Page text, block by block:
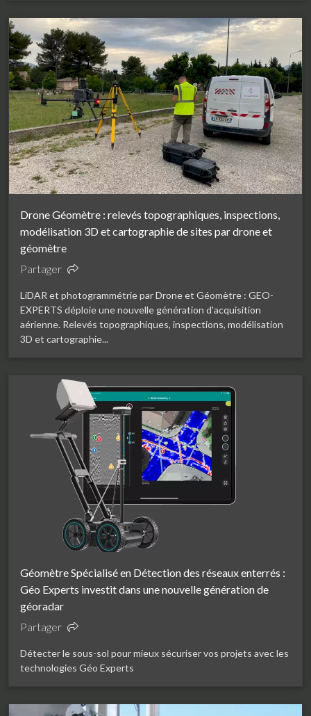
Drone Géomètre : relevés topographiques, inspections,
modélisation 3D et cartographie de sites par drone et
géomètre
Partager
LiDAR et photogrammétrie par Drone et Géomètre : GEO-
EXPERTS déploie une nouvelle génération d'acquisition
aérienne. Relevés topographiques, inspections, modélisation
3D et cartographie...
Géomètre Spécialisé en Détection des réseaux enterrés :
Géo Experts investit dans une nouvelle génération de
géoradar
Partager
Détecter le sous-sol pour mieux sécuriser vos projets avec les
technologies Géo Experts